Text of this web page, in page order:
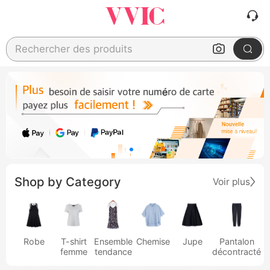
Rechercher des produits
Shop by Category Voir plus
Robe
T-shirt
femme
Ensemble
tendance
Chemise Jupe
Pantalon
décontracté